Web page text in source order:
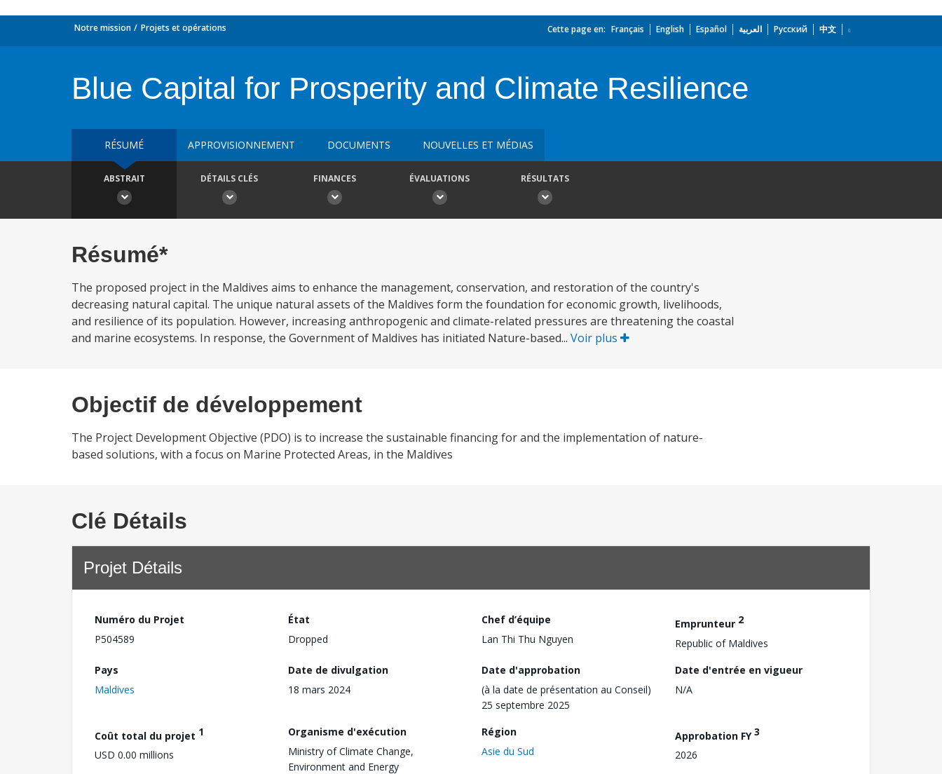
Notre mission Projets et opérations Cette page en: Français English Español العربية Русский 中文
Blue Capital for Prosperity and Climate Resilience
RÉSUMÉ APPROVISIONNEMENT DOCUMENTS NOUVELLES ET MÉDIAS
ABSTRAIT DÉTAILS CLÉS FINANCES ÉVALUATIONS RÉSULTATS
Résumé*
The proposed project in the Maldives aims to enhance the management, conservation, and restoration of the country's
decreasing natural capital. The unique natural assets of the Maldives form the foundation for economic growth, livelihoods,
and resilience of its population. However, increasing anthropogenic and climate-related pressures are threatening the coastal
and marine ecosystems. In response, the Government of Maldives has initiated Nature-based... Voir plus
Objectif de développement
The Project Development Objective (PDO) is to increase the sustainable financing for and the implementation of nature-
based solutions, with a focus on Marine Protected Areas, in the Maldives
Clé Détails
Projet Détails
Numéro du Projet
P504589
État
Dropped
Chef d’équipe
Lan Thi Thu Nguyen
Emprunteur 2
Republic of Maldives
Pays
Maldives
Date de divulgation
18 mars 2024
Date d'approbation
(à la date de présentation au Conseil)
25 septembre 2025
Date d'entrée en vigueur
N/A
Coût total du projet 1
USD 0.00 millions
Organisme d'exécution
Ministry of Climate Change,
Environment and Energy
Région
Asie du Sud
Approbation FY3
2026